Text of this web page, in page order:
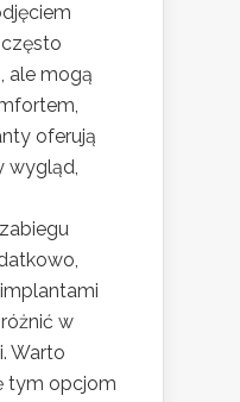
ale mogą
oferują
wygląd,
w
Warto
tym opcjom